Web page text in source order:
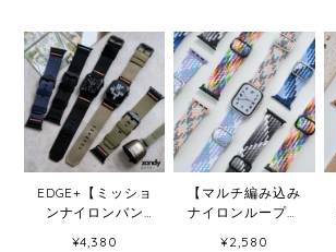
EDGE+【ミッショ
ンナイロンバン
¥4,380
【マルチ編み込み
ナイロンループ】
¥2,580